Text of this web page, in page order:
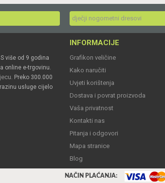
dječji nogometni dresovi
S više od 9 godina
online e-trgovinu.
. Preko 300.000
usluge cijelo
INFORMACIJE
Grafikon veličine
Kako naručiti
Uvjeti korištenja
Dostava i povrat proizvoda
Vaša privatnost
Kontakti nas
Pitanja i odgovori
Mapa stranice
Blog
NAČIN PLAĆANJA: